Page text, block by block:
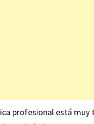
profesional está muy